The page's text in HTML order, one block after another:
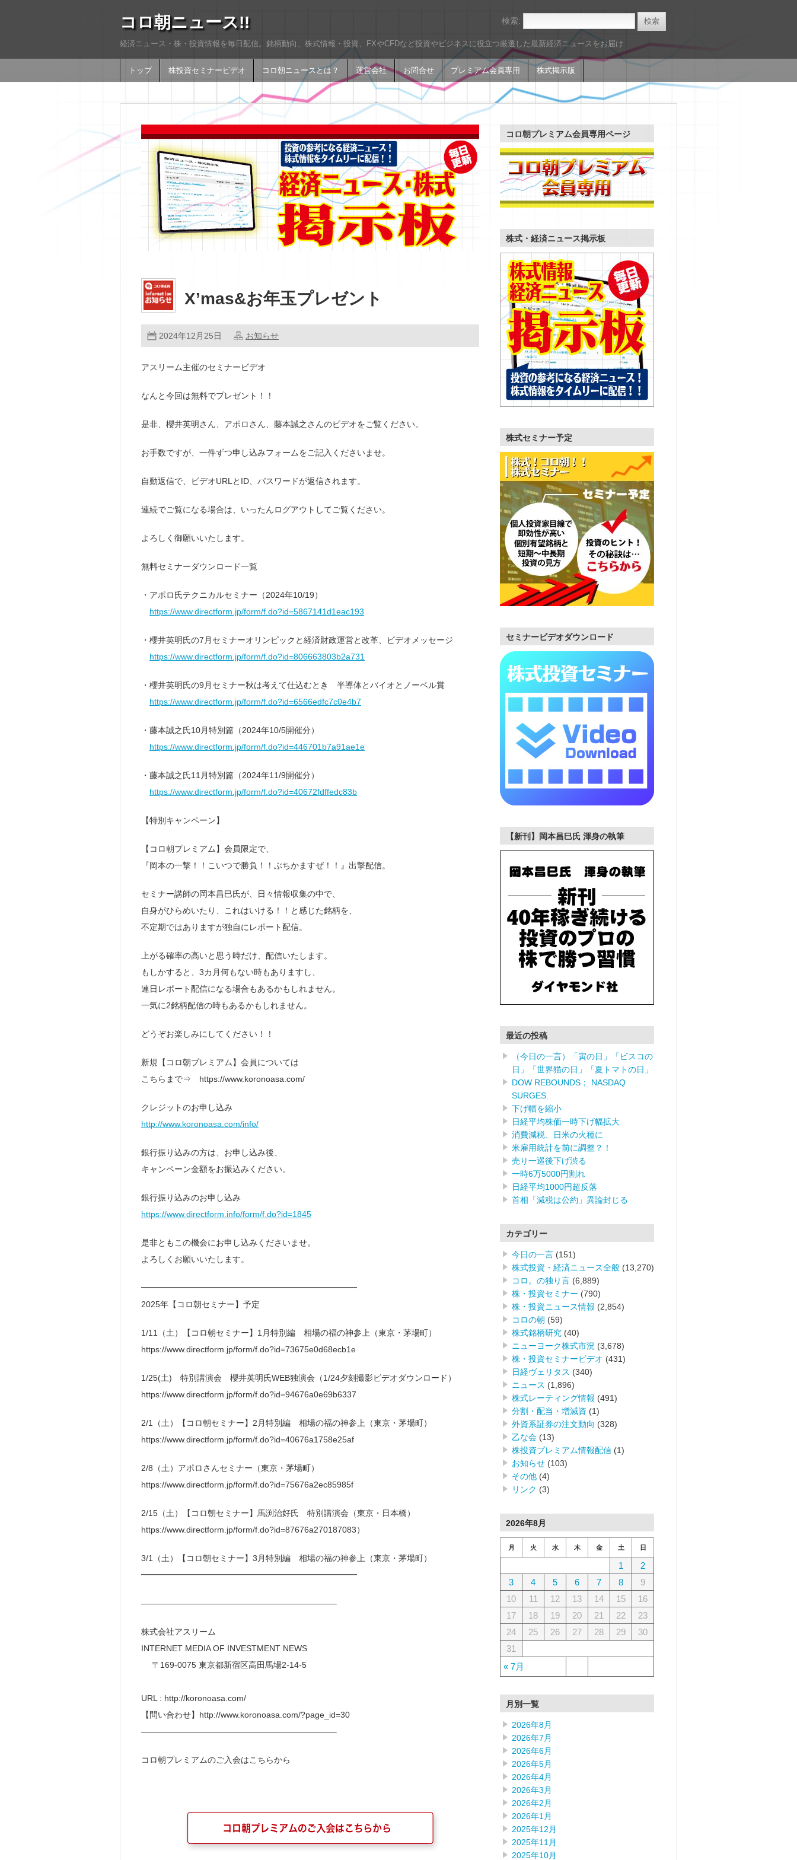
コロ朝ニュース!!
経済ニュース・株・投資情報を毎日配信。銘柄動向、株式情報・投資、FXやCFDなど投資やビジネスに役立つ厳選した最新経済ニュースをお届け
トップ 株投資セミナービデオ コロ朝ニュースとは？ 運営会社 お問合せ プレミアム会員専用 株式掲示版
検索:
X’mas&お年玉プレゼント
2024年12月25日 お知らせ
アスリーム主催のセミナービデオ
なんと今回は無料でプレゼント！！
是非、櫻井英明さん、アポロさん、藤本誠之さんのビデオをご覧ください。
お手数ですが、一件ずつ申し込みフォームをご記入くださいませ。
自動返信で、ビデオURLとID、パスワードが返信されます。
連続でご覧になる場合は、いったんログアウトしてご覧ください。
よろしく御願いいたします。
無料セミナーダウンロード一覧
・アポロ氏テクニカルセミナー（2024年10/19）
https://www.directform.jp/form/f.do?id=5867141d1eac193
・櫻井英明氏の7月セミナーオリンピックと経済財政運営と改革、ビデオメッセージ
https://www.directform.jp/form/f.do?id=806663803b2a731
・櫻井英明氏の9月セミナー秋は考えて仕込むとき 半導体とバイオとノーベル賞
https://www.directform.jp/form/f.do?id=6566edfc7c0e4b7
・藤本誠之氏10月特別篇（2024年10/5開催分）
https://www.directform.jp/form/f.do?id=446701b7a91ae1e
・藤本誠之氏11月特別篇（2024年11/9開催分）
https://www.directform.jp/form/f.do?id=40672fdffedc83b
【特別キャンペーン】
【コロ朝プレミアム】会員限定で、
『岡本の一撃！！こいつで勝負！！ぶちかますぜ！！』出撃配信。
セミナー講師の岡本昌巳氏が、日々情報収集の中で、
自身がひらめいたり、これはいける！！と感じた銘柄を、
不定期ではありますが独自にレポート配信。
上がる確率の高いと思う時だけ、配信いたします。
もしかすると、3カ月何もない時もありますし、
連日レポート配信になる場合もあるかもしれません。
一気に2銘柄配信の時もあるかもしれません。
どうぞお楽しみにしてください！！
新規【コロ朝プレミアム】会員については
こちらまで⇒ https://www.koronoasa.com/
クレジットのお申し込み
http://www.koronoasa.com/info/
銀行振り込みの方は、お申し込み後、
キャンペーン金額をお振込みください。
銀行振り込みのお申し込み
https://www.directform.info/form/f.do?id=1845
是非ともこの機会にお申し込みくださいませ。
よろしくお願いいたします。
━━━━━━━━━━━━━━━━━━━━━━━━━━
2025年【コロ朝セミナー】予定
1/11（土）【コロ朝セミナー】1月特別編 相場の福の神参上（東京・茅場町）
https://www.directform.jp/form/f.do?id=73675e0d68ecb1e
1/25(土) 特別講演会 櫻井英明氏WEB独演会（1/24夕刻撮影ビデオダウンロード）
https://www.directform.jp/form/f.do?id=94676a0e69b6337
2/1（土）【コロ朝セミナー】2月特別編 相場の福の神参上（東京・茅場町）
https://www.directform.jp/form/f.do?id=40676a1758e25af
2/8（土）アポロさんセミナー（東京・茅場町）
https://www.directform.jp/form/f.do?id=75676a2ec85985f
2/15（土）【コロ朝セミナー】馬渕治好氏 特別講演会（東京・日本橋）
https://www.directform.jp/form/f.do?id=87676a270187083）
3/1（土）【コロ朝セミナー】3月特別編 相場の福の神参上（東京・茅場町）
━━━━━━━━━━━━━━━━━━━━━━━━━━
———————————————————————–
株式会社アスリーム
INTERNET MEDIA OF INVESTMENT NEWS
〒169-0075 東京都新宿区高田馬場2-14-5
URL : http://koronoasa.com/
【問い合わせ】http://www.koronoasa.com/?page_id=30
———————————————————————–
コロ朝プレミアムのご入会はこちらから
コロ朝プレミアム会員専用ページ
株式・経済ニュース掲示板
株式セミナー予定
セミナービデオダウンロード
【新刊】岡本昌巳氏 渾身の執筆
最近の投稿
（今日の一言）「寅の日」「ビスコの
日」「世界猫の日」「夏トマトの日」
DOW REBOUNDS； NASDAQ
SURGES.
下げ幅を縮小
日経平均株価一時下げ幅拡大
消費減税、日米の火種に
米雇用統計を前に調整？！
売り一巡後下げ渋る
一時6万5000円割れ
日経平均1000円超反落
首相「減税は公約」異論封じる
カテゴリー
今日の一言 (151)
株式投資・経済ニュース全般 (13,270)
コロ。の独り言 (6,889)
株・投資セミナー (790)
株・投資ニュース情報 (2,854)
コロの朝 (59)
株式銘柄研究 (40)
ニューヨーク株式市況 (3,678)
株・投資セミナービデオ (431)
日経ヴェリタス (340)
ニュース (1,896)
株式レーティング情報 (491)
分割・配当・増減資 (1)
外資系証券の注文動向 (328)
乙な会 (13)
株投資プレミアム情報配信 (1)
お知らせ (103)
その他 (4)
リンク (3)
2026年8月
月 火 水 木 金 土 日
« 7月
1
2
3
4 5 6 7 8
9
10
11 12 13 14 15
16
17
18 19 20 21 22
23
24
25 26 27 28 29
30
31
月別一覧
2026年8月
2026年7月
2026年6月
2026年5月
2026年4月
2026年3月
2026年2月
2026年1月
2025年12月
2025年11月
2025年10月